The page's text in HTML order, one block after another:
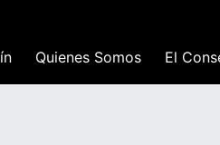
Quienes Somos El